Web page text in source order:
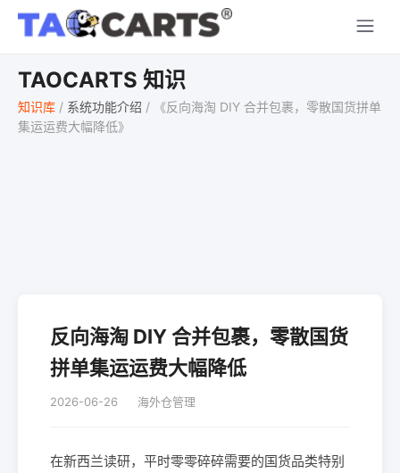
TAOCARTS 知识
知识库 / 系统功能介绍 /
《反向海淘 DIY 合并包裹，零散国货拼单
集运运费大幅降低》
反向海淘 DIY 合并包裹，零散国货
拼单集运运费大幅降低
2026-06-26 海外仓管理
在新西兰读研，平时零零碎碎需要的国货品类特别